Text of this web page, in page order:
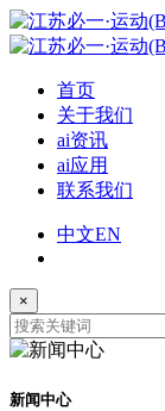
首页
关于我们
ai资讯
ai应用
联系我们
中文EN
×
新闻中心